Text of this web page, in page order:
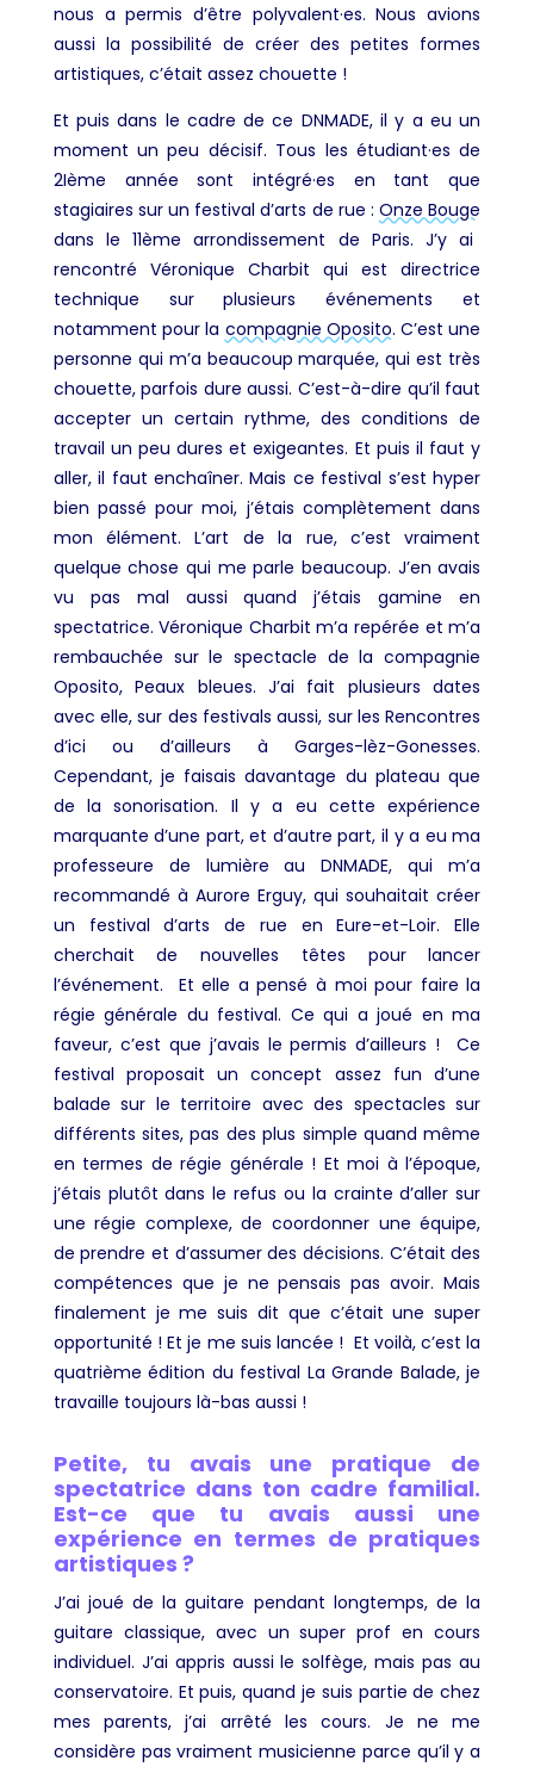
nous a permis d’être polyvalent·es. Nous avions
aussi la possibilité de créer des petites formes
artistiques, c’était assez chouette !
Et puis dans le cadre de ce DNMADE, il y a eu un
moment un peu décisif. Tous les étudiant·es de
2Ième année sont intégré·es en tant que
stagiaires sur un festival d’arts de rue :Onze Bouge
dans le 11ème arrondissement de Paris. J’y ai
rencontré Véronique Charbit qui est directrice
technique sur plusieurs événements et
notamment pour la compagnie Oposito. C’est une
personne qui m’a beaucoup marquée, qui est très
chouette, parfois dure aussi. C’est-à-dire qu’il faut
accepter un certain rythme, des conditions de
travail un peu dures et exigeantes. Et puis il faut y
aller, il faut enchaîner. Mais ce festival s’est hyper
bien passé pour moi, j’étais complètement dans
mon élément. L’art de la rue, c’est vraiment
quelque chose qui me parle beaucoup. J’en avais
vu pas mal aussi quand j’étais gamine en
spectatrice. Véronique Charbit m’a repérée et m’a
rembauchée sur le spectacle de la compagnie
Oposito, Peaux bleues. J’ai fait plusieurs dates
avec elle, sur des festivals aussi, sur les Rencontres
d’ici ou d’ailleurs à Garges-lèz-Gonesses.
Cependant, je faisais davantage du plateau que
de la sonorisation. Il y a eu cette expérience
marquante d’une part, et d’autre part, il y a eu ma
professeure de lumière au DNMADE, qui m’a
recommandé à Aurore Erguy, qui souhaitait créer
un festival d’arts de rue en Eure-et-Loir. Elle
cherchait de nouvelles têtes pour lancer
l’événement. Et elle a pensé à moi pour faire la
régie générale du festival. Ce qui a joué en ma
faveur, c’est que j’avais le permis d’ailleurs ! Ce
festival proposait un concept assez fun d’une
balade sur le territoire avec des spectacles sur
différents sites, pas des plus simple quand même
en termes de régie générale ! Et moi à l’époque,
j’étais plutôt dans le refus ou la crainte d’aller sur
une régie complexe, de coordonner une équipe,
de prendre et d’assumer des décisions. C’était des
compétences que je ne pensais pas avoir. Mais
finalement je me suis dit que c’était une super
opportunité ! Et je me suis lancée ! Et voilà, c’est la
quatrième édition du festival La Grande Balade, je
travaille toujours là-bas aussi !
Petite, tu avais une pratique de
spectatrice dans ton cadre familial.
Est-ce que tu avais aussi une
expérience en termes de pratiques
artistiques ?
J’ai joué de la guitare pendant longtemps, de la
guitare classique, avec un super prof en cours
individuel. J’ai appris aussi le solfège, mais pas au
conservatoire. Et puis, quand je suis partie de chez
mes parents, j’ai arrêté les cours. Je ne me
considère pas vraiment musicienne parce qu’il y a